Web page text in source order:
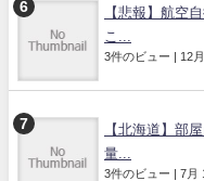
【悲報】航空
こ...
3件のビュー | 12
【北海道】部
量...
3件のビュー | 7月